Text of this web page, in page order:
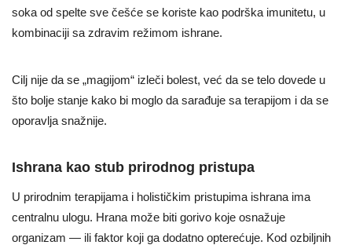
soka od spelte sve češće se koriste kao podrška imunitetu, u
kombinaciji sa zdravim režimom ishrane.
Cilj nije da se „magijom“ izleči bolest, već da se telo dovede u
što bolje stanje kako bi moglo da sarađuje sa terapijom i da se
oporavlja snažnije.
Ishrana kao stub prirodnog pristupa
U prirodnim terapijama i holističkim pristupima ishrana ima
centralnu ulogu. Hrana može biti gorivo koje osnažuje
organizam — ili faktor koji ga dodatno opterećuje. Kod ozbiljnih